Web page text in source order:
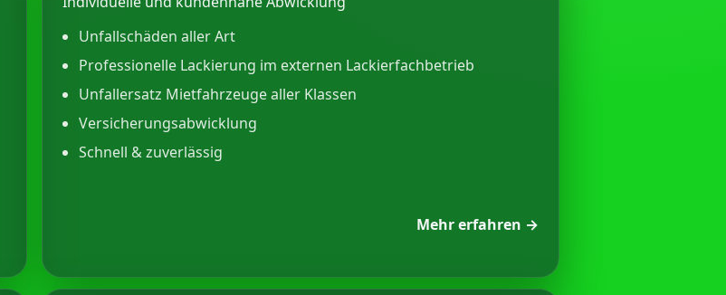
Unfallschäden aller Art
Professionelle Lackierung im externen Lackierfachbetrieb
Unfallersatz Mietfahrzeuge aller Klassen
Versicherungsabwicklung
Schnell & zuverlässig
Mehr erfahren →